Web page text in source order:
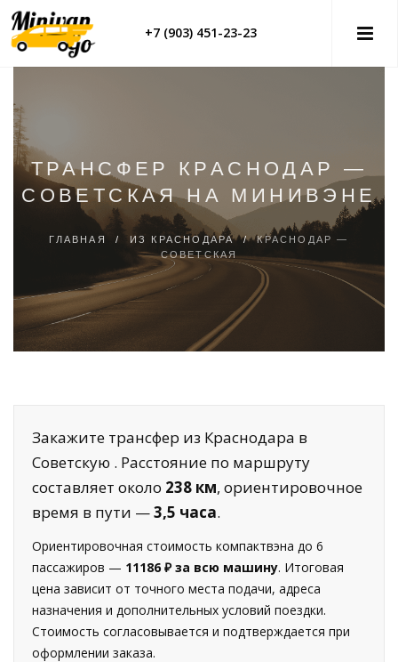
+7 (903) 451-23-23
ТРАНСФЕР КРАСНОДАР —
СОВЕТСКАЯ НА МИНИВЭНЕ
ГЛАВНАЯ / ИЗ КРАСНОДАРА/КРАСНОДАР —
СОВЕТСКАЯ
Закажите трансфер из Краснодара в
Советскую . Расстояние по маршруту
составляет около 238 км, ориентировочное
время в пути —3,5 часа.
Ориентировочная стоимость компактвэна до 6
пассажиров — 11186 ₽ за всю машину. Итоговая
цена зависит от точного места подачи, адреса
назначения и дополнительных условий поездки.
Стоимость согласовывается и подтверждается при
оформлении заказа.